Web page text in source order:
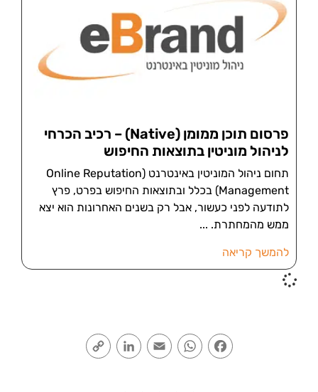
פרסום תוכן ממומן (Native) – רכיב הכרחי
לניהול מוניטין בתוצאות החיפוש
תחום ניהול המוניטין באינטרנט (Online Reputation
Management) בכלל ובתוצאות החיפוש בפרט, פרץ
לתודעה לפני כעשור, אבל רק בשנים האחרונות הוא יצא
ממש מהמחתרת.
להמשך קריאה
Facebook
WhatsApp
Email
LinkedIn